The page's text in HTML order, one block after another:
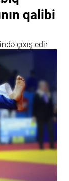
qalibi
çıxış edir